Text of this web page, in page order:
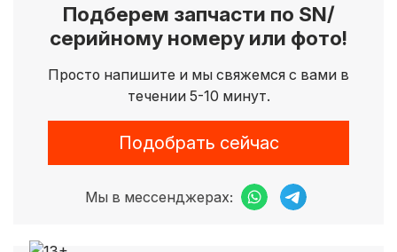
Подберем запчасти по SN/
серийному номеру или фото!
Просто напишите и мы свяжемся с вами в
течении 5-10 минут.
Подобрать сейчас
Мы в мессенджерах: